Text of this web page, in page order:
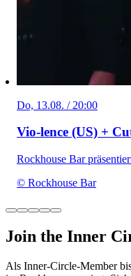
Do, 13.08. / 20:00
Vio-lence (US) +
Rockhouse Bar
© Rockhouse Bar
Join the Inner
Als Inner-Circle-Member